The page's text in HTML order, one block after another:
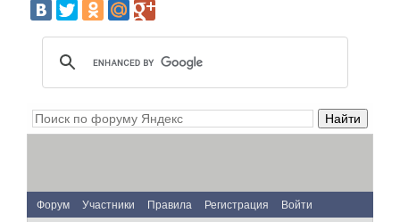
Форум Участники Правила Регистрация Войти